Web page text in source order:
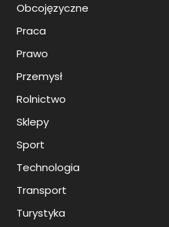
Obcojęzyczne
Praca
Prawo
Przemysł
Rolnictwo
Sklepy
Sport
Technologia
Transport
Turystyka